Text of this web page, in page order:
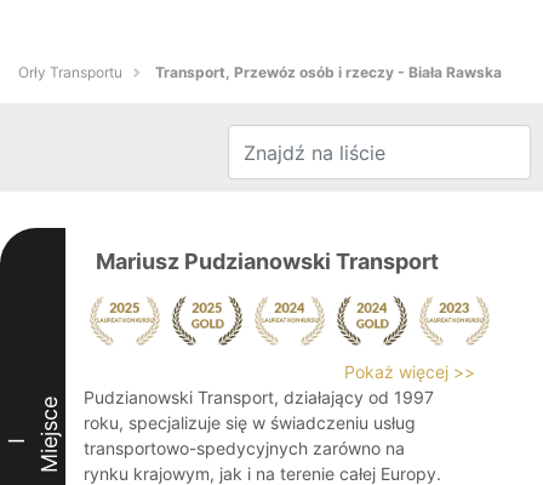
Orły Transportu Transport, Przewóz osób i rzeczy - Biała Rawska
I Miejsce
Mariusz Pudzianowski Transport
Pokaż więcej >>
Pudzianowski Transport, działający od 1997
roku, specjalizuje się w świadczeniu usług
transportowo-spedycyjnych zarówno na
rynku krajowym, jak i na terenie całej Europy.